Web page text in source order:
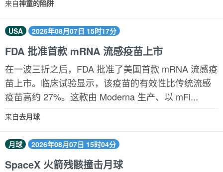
来自神童的陷阱
USA 2026年08月07日 15时17分
FDA 批准首款 mRNA 流感疫苗上市
在一波三折之后，FDA 批准了美国首款 mRNA 流感疫
苗上市。临床试验显示，该疫苗的有效性比传统流感
疫苗高约 27%。这款由 Moderna 生产、以 mFl...
来自去月球
月球 2026年08月07日 15时04分
SpaceX 火箭残骸撞击月球